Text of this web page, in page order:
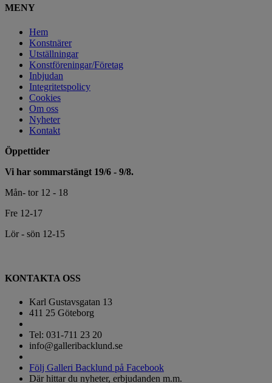
MENY
Hem
Konstnärer
Utställningar
Konstföreningar/Företag
Inbjudan
Integritetspolicy
Cookies
Om oss
Nyheter
Kontakt
Öppettider
Vi har sommarstängt 19/6 - 9/8.
Mån- tor 12 - 18
Fre 12-17
Lör - sön 12-15
KONTAKTA OSS
Karl Gustavsgatan 13
411 25 Göteborg
Tel: 031-711 23 20
info@galleribacklund.se
Följ Galleri Backlund på Facebook
Där hittar du nyheter, erbjudanden m.m.